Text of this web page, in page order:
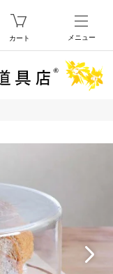
カート メニュー